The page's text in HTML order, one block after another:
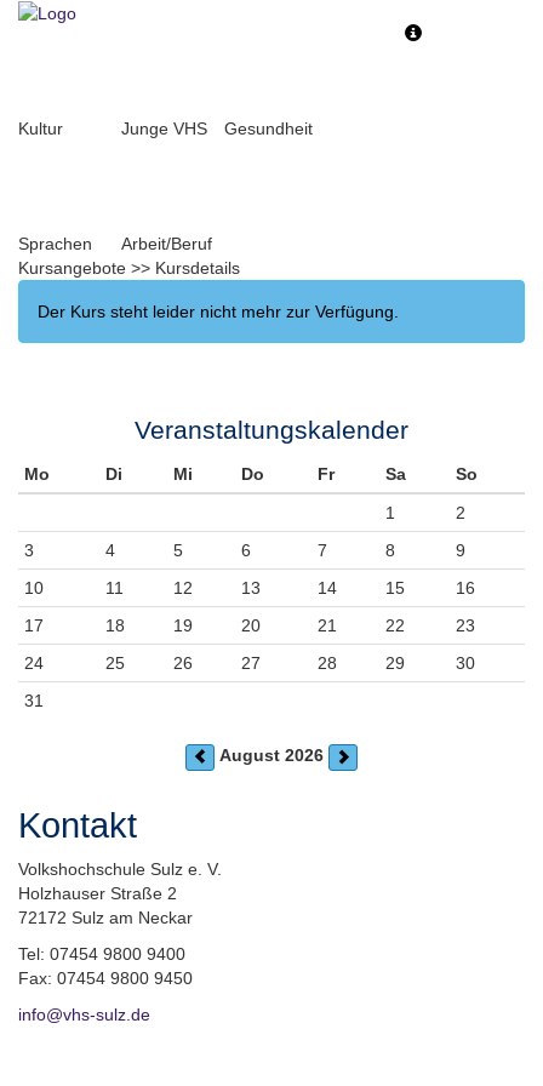
Toggle
Kultur Junge VHS Gesundheit
Sprachen
Arbeit/Beruf
Kursangebote >> Kursdetails
Der Kurs steht leider nicht mehr zur Verfügung.
Veranstaltungskalender
Mo Di Mi Do Fr Sa
So
1
2
3
4 5 6 7 8
9
10
11 12 13 14 15
16
17
18 19 20 21 22
23
24
25 26 27 28 29
30
31
August 2026
Kontakt
Volkshochschule Sulz e. V.
Holzhauser Straße 2
72172 Sulz am Neckar
Tel: 07454 9800 9400
Fax: 07454 9800 9450
info@vhs-sulz.de